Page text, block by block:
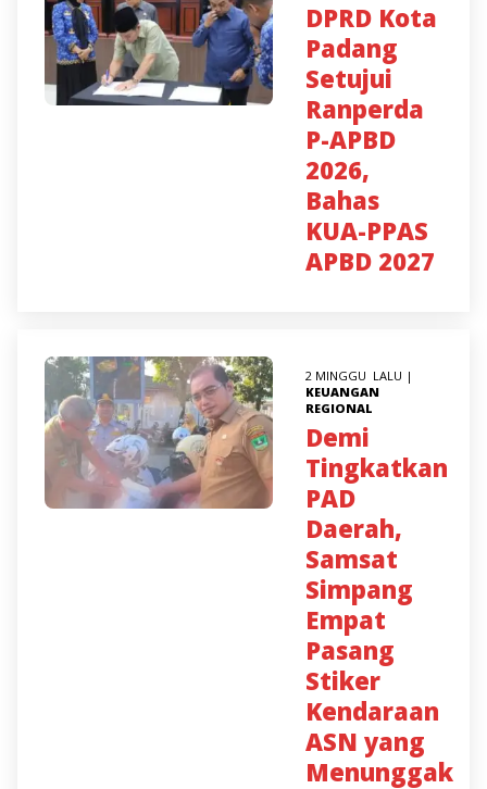
DPRD Kota
Padang
Setujui
Ranperda
P-APBD
2026,
Bahas
KUA-PPAS
APBD 2027
2 MINGGU LALU |
KEUANGAN
REGIONAL
Demi
Tingkatkan
PAD
Daerah,
Samsat
Simpang
Empat
Pasang
Stiker
Kendaraan
ASN yang
Menunggak